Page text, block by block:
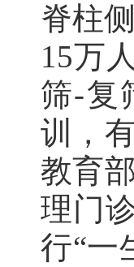
脊柱
15万
筛-复
训，
教育
理门
行“一